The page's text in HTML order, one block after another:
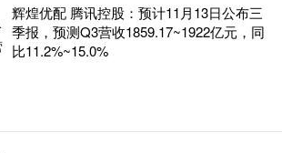
辉煌优配 腾讯控股：预计11月13日公布三
季报，预测Q3营收1859.17~1922亿元，同
比11.2%~15.0%